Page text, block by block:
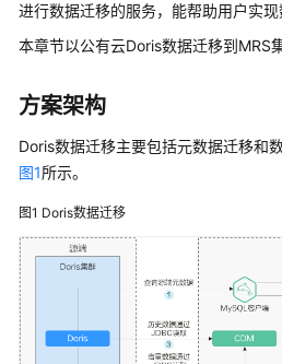
品
绍
计
费
门
进行数据迁移的服务，能帮助用户实现
本章节以公有云Doris数据迁移到MRS
方案架构
Doris数据迁移主要包括元数据迁移和
图1所示。
图1 Doris数据迁移